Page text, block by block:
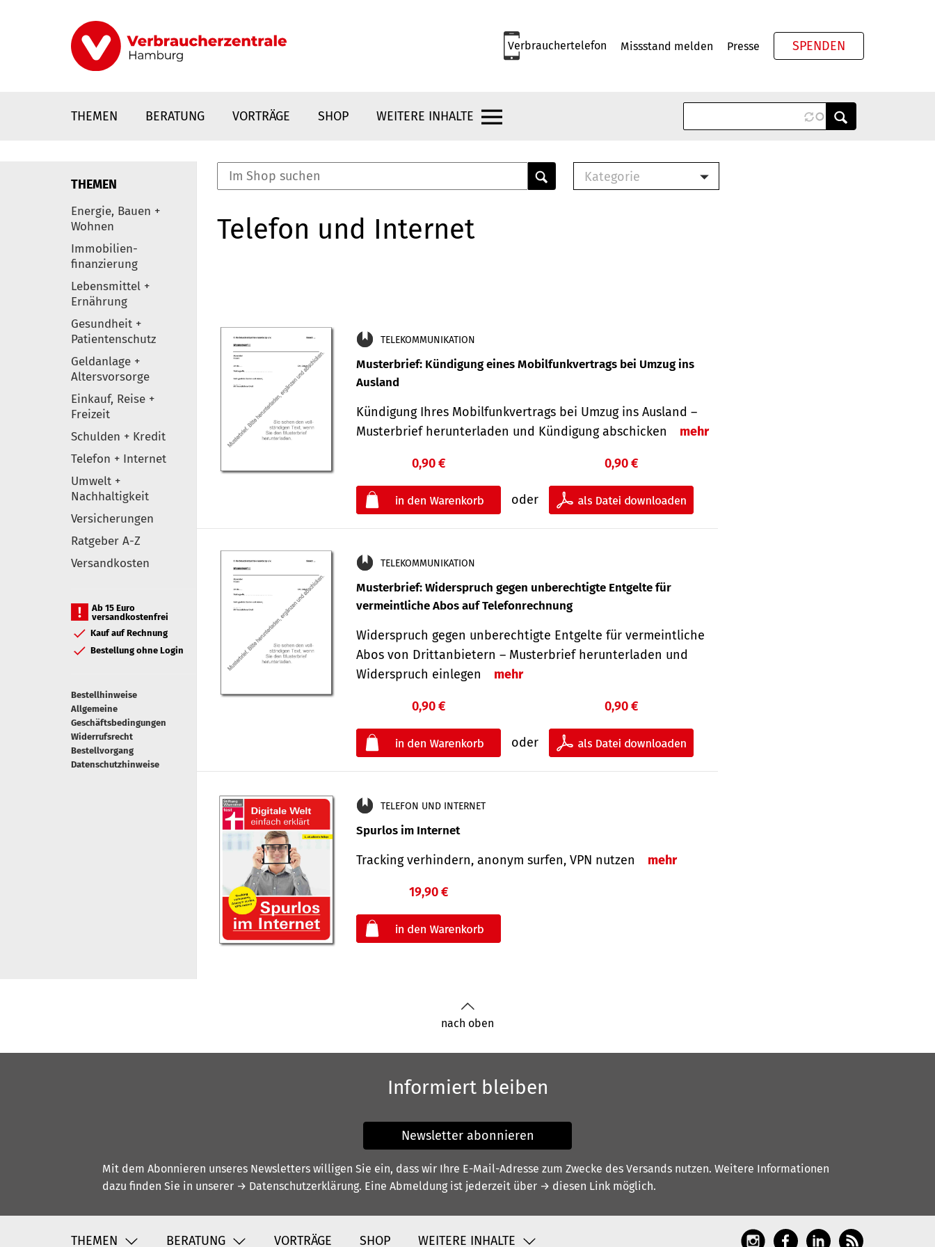
Verbrauchertelefon Missstand melden Presse SPENDEN
THEMEN BERATUNG VORTRÄGE SHOP WEITERE INHALTE
Elemente
THEMEN
Energie, Bauen +
Wohnen
Immobilien-
finanzierung
Lebensmittel +
Ernährung
Gesundheit +
Patientenschutz
Geldanlage +
Altersvorsorge
Einkauf, Reise +
Freizeit
Schulden + Kredit
Telefon + Internet
Umwelt +
Nachhaltigkeit
Versicherungen
Ratgeber A-Z
Versandkosten
Ab 15 Euro
versandkostenfrei
Kauf auf Rechnung
Bestellung ohne Login
Bestellhinweise
Allgemeine
Geschäftsbedingungen
Widerrufsrecht
Bestellvorgang
Datenschutzhinweise
Kategorie
Telefon und Internet
TELEKOMMUNIKATION
Musterbrief: Kündigung eines Mobilfunkvertrags bei Umzug ins
Ausland
Kündigung Ihres Mobilfunkvertrags bei Umzug ins Ausland –
Musterbrief herunterladen und Kündigung abschicken
mehr
0,90 €
oder
0,90 €
TELEKOMMUNIKATION
Musterbrief: Widerspruch gegen unberechtigte Entgelte für
vermeintliche Abos auf Telefonrechnung
Widerspruch gegen unberechtigte Entgelte für vermeintliche
Abos von Drittanbietern – Musterbrief herunterladen und
Widerspruch einlegen
mehr
0,90 €
oder
0,90 €
TELEFON UND INTERNET
Spurlos im Internet
Tracking verhindern, anonym surfen, VPN nutzen mehr
19,90 €
nach oben
Informiert bleiben
Newsletter abonnieren
Mit dem Abonnieren unseres Newsletters willigen Sie ein, dass wir Ihre E-Mail-Adresse zum Zwecke des Versands nutzen. Weitere Informationen
dazu finden Sie in unserer → Datenschutzerklärung. Eine Abmeldung ist jederzeit über → diesen Link möglich.
THEMEN BERATUNG VORTRÄGE SHOP WEITERE INHALTE